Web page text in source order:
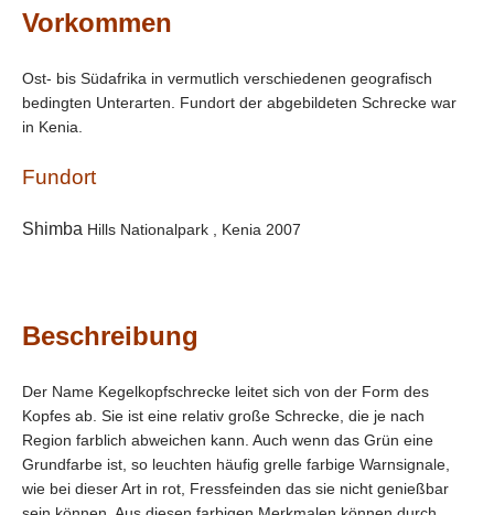
Vorkommen
Ost- bis Südafrika in vermutlich verschiedenen geografisch
bedingten Unterarten. Fundort der abgebildeten Schrecke war
in Kenia.
Fundort
Shimba Hills Nationalpark , Kenia 2007
Beschreibung
Der Name Kegelkopfschrecke leitet sich von der Form des
Kopfes ab. Sie ist eine relativ große Schrecke, die je nach
Region farblich abweichen kann. Auch wenn das Grün eine
Grundfarbe ist, so leuchten häufig grelle farbige Warnsignale,
wie bei dieser Art in rot, Fressfeinden das sie nicht genießbar